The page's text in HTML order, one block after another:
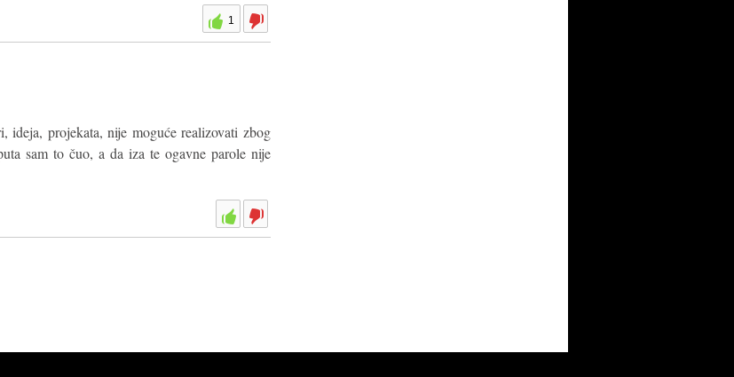
1
projekata, nije moguće realizovati zbog
sam to čuo, a da iza te ogavne parole nije